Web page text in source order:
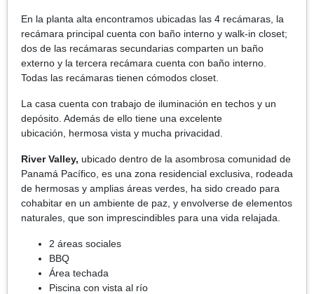
En la planta alta encontramos ubicadas las 4 recámaras, la
recámara principal cuenta con baño interno y walk-in closet;
dos de las recámaras secundarias comparten un baño
externo y la tercera recámara cuenta con baño interno.
Todas las recámaras tienen cómodos closet.
La casa cuenta con trabajo de iluminación en techos y un
depósito. Además de ello tiene una excelente
ubicación, hermosa vista y mucha privacidad.
River Valley, ubicado dentro de la asombrosa comunidad de
Panamá Pacífico, es una zona residencial exclusiva, rodeada
de hermosas y amplias áreas verdes, ha sido creado para
cohabitar en un ambiente de paz, y envolverse de elementos
naturales, que son imprescindibles para una vida relajada.
2 áreas sociales
BBQ
Área techada
Piscina con vista al río